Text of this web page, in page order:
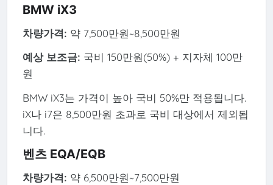
BMW iX3
차량가격: 약 7,500만원~8,500만원
예상 보조금: 국비 150만원(50%) + 지자체 100만
원
BMW iX3는 가격이 높아 국비 50%만 적용됩니다.
iX나 i7은 8,500만원 초과로 국비 대상에서 제외됩
니다.
벤츠 EQA/EQB
차량가격: 약 6,500만원~7,500만원